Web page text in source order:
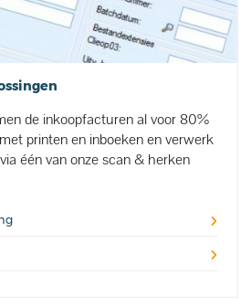
de inkoopfacturen al voor 80%
printen en inboeken en verwerk
één van onze scan & herken